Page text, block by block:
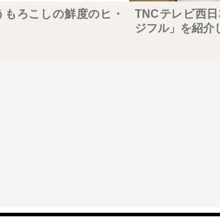
ろこしの鮮度のヒ・
TNCテレビ西
ジフル」を紹介